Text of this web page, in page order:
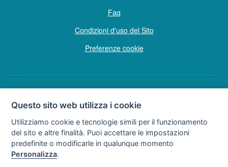
Faq
Condizioni d'uso del Sito
Preferenze cookie
Copyright © Tutti i diritti sono riservati
Soggetto sottoposto a direzione e coordinamento della F.lli Dionisi S.r.L.
unipersonale
via A. Costa n° 2 - 63822 P. S. Giorgio (FM)
Questo sito web utilizza i cookie
Utilizziamo cookie e tecnologie simili per il funzionamento
del sito e altre finalità. Puoi accettare le impostazioni
predefinite o modificarle in qualunque momento
Personalizza.